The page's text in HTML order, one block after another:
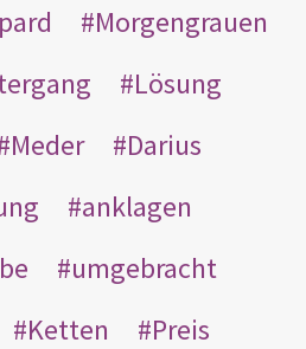
Morgengrauen
Lösung
Meder
Darius
anklagen
umgebracht
Ketten
Preis